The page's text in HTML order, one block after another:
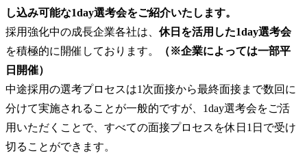
し込み可能な1day選考会をご紹介いたします。
採用強化中の成長企業各社は、 休日を活用した1day選考会
を積極的に開催しております。
（※企業によっては一部平
日開催）
中途採用の選考プロセスは1次面接から最終面接まで数回に
分けて実施されることが一般的ですが、1day選考会をご活
用いただくことで、すべての面接プロセスを休日1日で受け
切ることができます。